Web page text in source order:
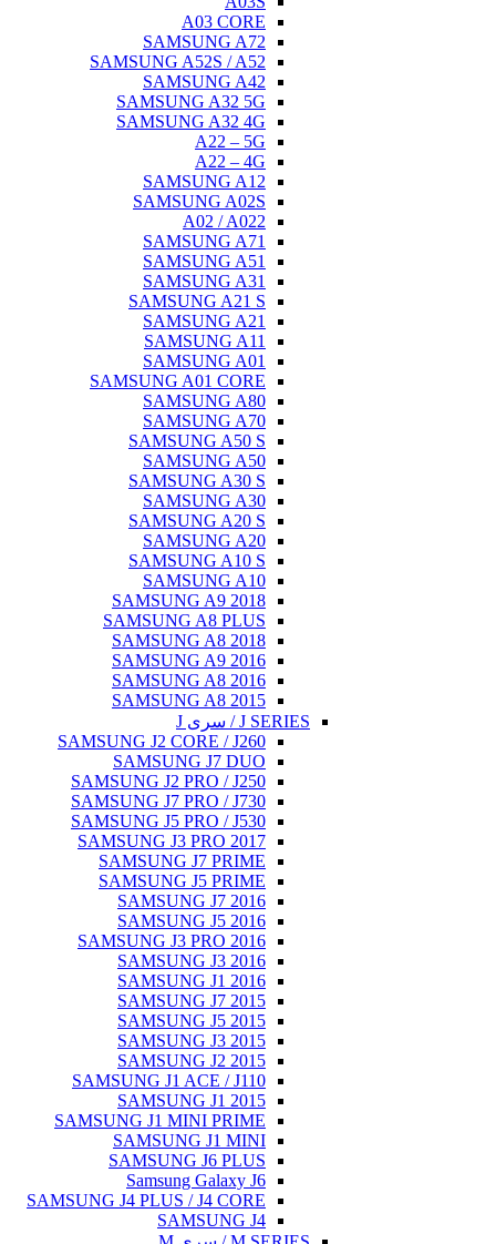
A03 CORE
SAMSUNG A72
SAMSUNG A52S / A52
SAMSUNG A42
SAMSUNG A32 5G
SAMSUNG A32 4G
A22 – 5G
A22 – 4G
SAMSUNG A12
SAMSUNG A02S
A02 / A022
SAMSUNG A71
SAMSUNG A51
SAMSUNG A31
SAMSUNG A21 S
SAMSUNG A21
SAMSUNG A11
SAMSUNG A01
SAMSUNG A01 CORE
SAMSUNG A80
SAMSUNG A70
SAMSUNG A50 S
SAMSUNG A50
SAMSUNG A30 S
SAMSUNG A30
SAMSUNG A20 S
SAMSUNG A20
SAMSUNG A10 S
SAMSUNG A10
SAMSUNG A9 2018
SAMSUNG A8 PLUS
SAMSUNG A8 2018
SAMSUNG A9 2016
SAMSUNG A8 2016
SAMSUNG A8 2015
J SERIES / سری J
SAMSUNG J2 CORE / J260
SAMSUNG J7 DUO
SAMSUNG J2 PRO / J250
SAMSUNG J7 PRO / J730
SAMSUNG J5 PRO / J530
SAMSUNG J3 PRO 2017
SAMSUNG J7 PRIME
SAMSUNG J5 PRIME
SAMSUNG J7 2016
SAMSUNG J5 2016
SAMSUNG J3 PRO 2016
SAMSUNG J3 2016
SAMSUNG J1 2016
SAMSUNG J7 2015
SAMSUNG J5 2015
SAMSUNG J3 2015
SAMSUNG J2 2015
SAMSUNG J1 ACE / J110
SAMSUNG J1 2015
SAMSUNG J1 MINI PRIME
SAMSUNG J1 MINI
SAMSUNG J6 PLUS
Samsung Galaxy J6
SAMSUNG J4 PLUS / J4 CORE
SAMSUNG J4